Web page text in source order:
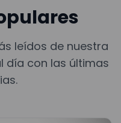
leídos de nuestra
día con las últimas